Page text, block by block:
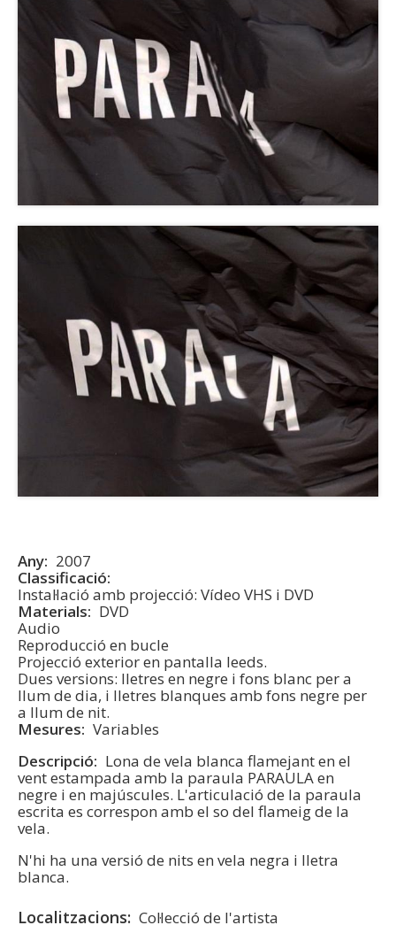
Any
2007
Classificació
Instal·lació amb projecció: Vídeo VHS i DVD
Materials
DVD
Audio
Reproducció en bucle
Projecció exterior en pantalla leeds.
Dues versions: lletres en negre i fons blanc per a
llum de dia, i lletres blanques amb fons negre per
a llum de nit.
Mesures
Variables
Descripció
Lona de vela blanca flamejant en el
vent estampada amb la paraula PARAULA en
negre i en majúscules. L'articulació de la paraula
escrita es correspon amb el so del flameig de la
vela.
N'hi ha una versió de nits en vela negra i lletra
blanca.
Localitzacions Col·lecció de l'artista